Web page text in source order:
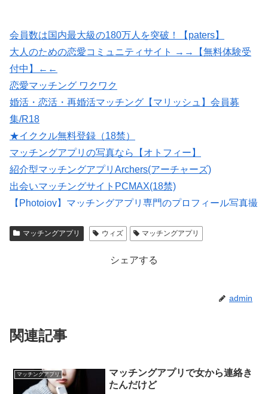
会員数は国内最大級の180万人を突破！【paters】
大人のための恋愛コミュニティサイト →→【無料体験受
付中】←←
恋愛マッチング ワクワク
婚活・恋活・再婚活マッチング【マリッシュ】会員募
集/R18
★イククル無料登録（18禁）
マッチングアプリの写真なら【オトフィー】
紹介型マッチングアプリArchers(アーチャーズ)
出会いマッチングサイトPCMAX(18禁)
【Photojoy】マッチングアプリ専門のプロフィール写真撮
いいねがもらえる写真を撮影【マッチングフォト】
マッチングアプリ ウィズ マッチングアプリ
シェアする
admin
関連記事
マッチングアプリ
マッチングアプリで女から連絡き
たんだけど